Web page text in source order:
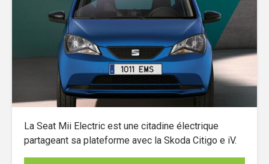
La Seat Mii Electric est une citadine électrique
partageant sa plateforme avec la Skoda Citigo e iV.